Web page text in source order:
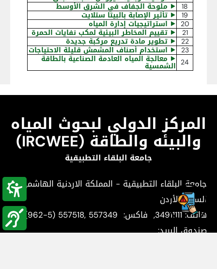
18
⯈ملوحة الجفاف في الشرق الأوسط
19
⯈تأثير الإصابة بالبيتا ستلايت
20
⯈استراتيجيات إدارة المياه
21
⯈تقييم المخاطر البيئية لمكب نفايات الحمرة
22
⯈تطوير مادة تدريع مركبة جديدة
23
⯈استخدام أصناف المشمش قليلة الاحتياجات
24
⯈معالجة المياه العادمة الصناعية بالطاقة
الشمسية
المركز الدولي لبحوث المياه
والبيئه والطاقة (IRCWEE)
جامعة البلقاء التطبيقية
جامعة البلقاء التطبيقية - المملكة الاردنية الهاشمية -
السلط, الأردن
هاتف:34911111, فاكس: (962-5) 557518, 557349
,
صندوق البريد: